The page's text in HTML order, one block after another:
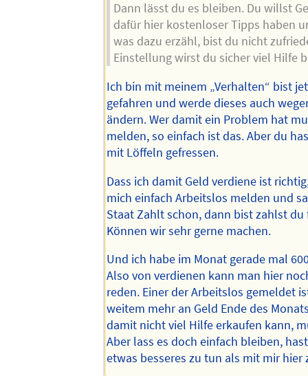
Dann lässt du es bleiben. Du willst
dafür hier kostenloser Tipps haben
was dazu erzähl, bist du nicht
Einstellung wirst du sicher viel Hilfe
Ich bin mit meinem „Verhalten“ bist
gefahren und werde dieses auch
ändern. Wer damit ein Problem hat
melden, so einfach ist das. Aber du
mit Löffeln gefressen.
Dass ich damit Geld verdiene ist
mich einfach Arbeitslos melden und
Staat Zahlt schon, dann bist zahlst du
Können wir sehr gerne machen.
Und ich habe im Monat gerade mal
Also von verdienen kann man hier
reden. Einer der Arbeitslos gemeldet
weitem mehr an Geld Ende des
damit nicht viel Hilfe erkaufen kann,
Aber lass es doch einfach bleiben,
etwas besseres zu tun als mit mir hier